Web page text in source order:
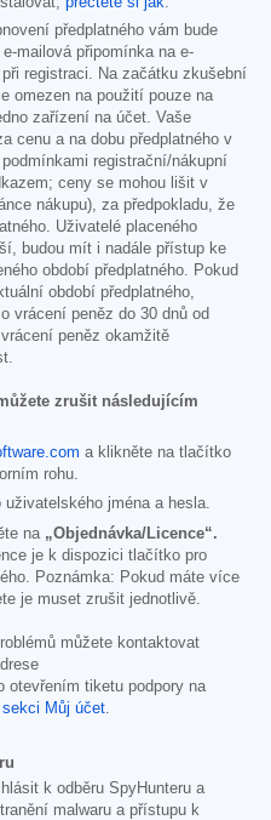
předplatného vám bude
mailová připomínka na e-
registraci. Na začátku zkušební
omezen na použití pouze na
zařízení na účet. Vaše
cenu a na dobu předplatného v
registrační/nákupní
ceny se mohou lišit v
nákupu), za předpokladu, že
Uživatelé placeného
budou mít i nadále přístup ke
období předplatného. Pokud
období předplatného,
vrácení peněz do 30 dnů od
peněz okamžitě
zrušit následujícím
a klikněte na tlačítko
rohu.
jména a hesla.
na „Objednávka/Licence“.
je k dispozici tlačítko pro
Poznámka: Pokud máte více
je muset zrušit jednotlivě.
můžete kontaktovat
otevřením tiketu podpory na
Můj účet
k odběru SpyHunteru a
malwaru a přístupu k